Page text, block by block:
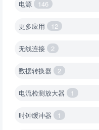
电源 146
更多应用 12
无线连接 2
数据转换器 2
电流检测放大器 1
时钟缓冲器 1